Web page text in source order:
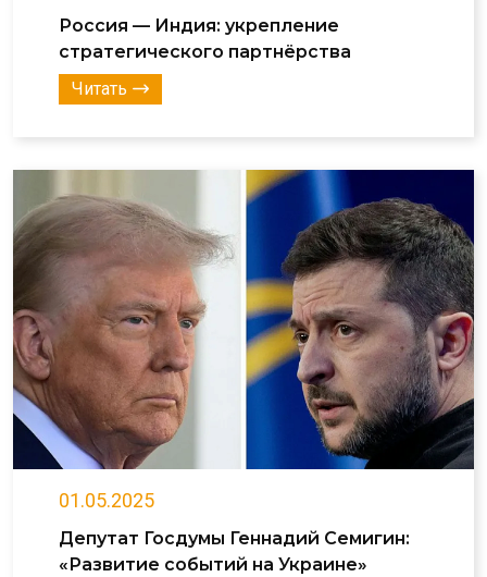
Россия — Индия: укрепление
стратегического партнёрства
Читать
01.05.2025
Депутат Госдумы Геннадий Семигин:
«Развитие событий на Украине»